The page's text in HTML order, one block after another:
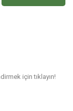
için tıklayın!